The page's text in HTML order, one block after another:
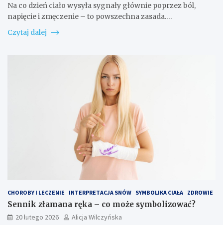
Na co dzień ciało wysyła sygnały głównie poprzez ból,
napięcie i zmęczenie – to powszechna zasada.…
Czytaj dalej
CHOROBY I LECZENIE INTERPRETACJA SNÓW SYMBOLIKA CIAŁA ZDROWIE
Sennik złamana ręka – co może symbolizować?
20 lutego 2026
Alicja Wilczyńska